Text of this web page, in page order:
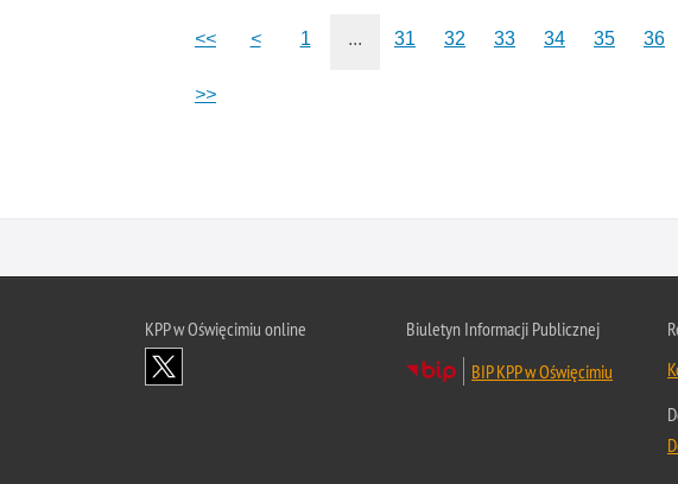
<< < 1 ... 31 32 33 34 35 36
>>
KPP w Oświęcimiu online
Biuletyn Informacji Publicznej
BIP KPP w Oświęcimiu